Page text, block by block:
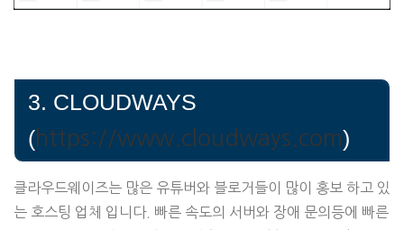
3. CLOUDWAYS
(https://www.cloudways.com)
클라우드웨이즈는 많은 유튜버와 블로거들이 많이 홍보 하고 있
는 호스팅 업체 입니다. 빠른 속도의 서버와 장애 문의등에 빠른